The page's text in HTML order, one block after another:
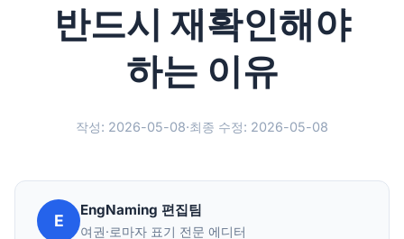
반드시 재확인해야
하는 이유
작성: 2026-05-08·최종 수정: 2026-05-08
E
EngNaming 편집팀
여권·로마자 표기 전문 에디터